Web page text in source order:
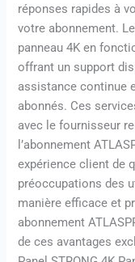
réponses rapides à
votre abonnement.
panneau 4K en
offrant un support
assistance continue
abonnés. Ces
avec le fournisseur
l’abonnement
expérience client de
préoccupations des
manière efficace et
abonnement
de ces avantages